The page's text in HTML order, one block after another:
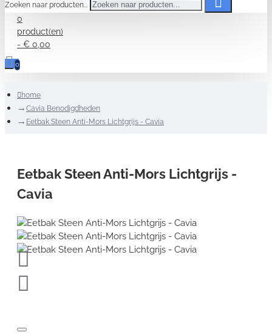
Zoeken naar producten...
0
product(en)
- € 0,00
0
home
Cavia Benodigdheden
Eetbak Steen Anti-Mors Lichtgrijs - Cavia
Eetbak Steen Anti-Mors Lichtgrijs -
Cavia